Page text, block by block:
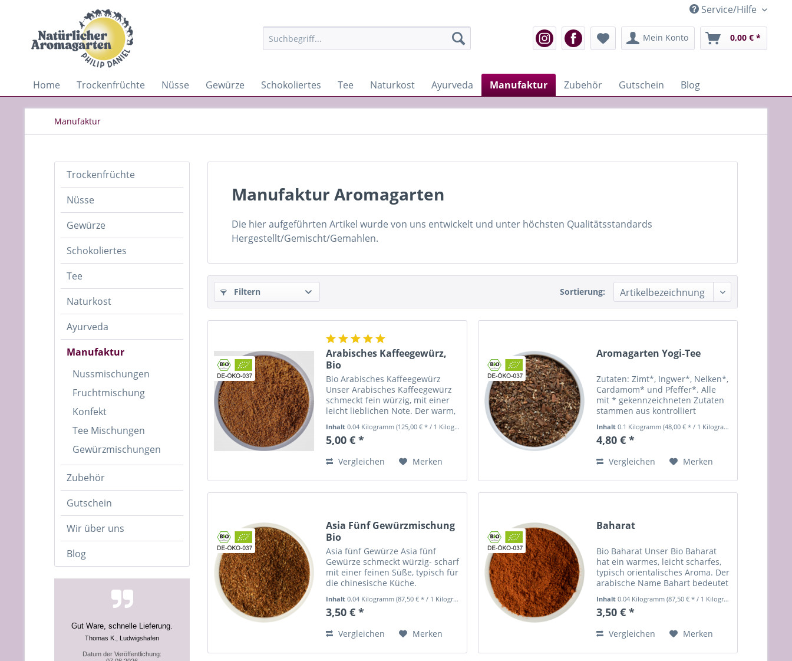
Service/Hilfe
Mein Konto 0,00 € *
Home Trockenfrüchte Nüsse Gewürze Schokoliertes Tee Naturkost Ayurveda Manufaktur Zubehör Gutschein Blog
Manufaktur
Trockenfrüchte
Nüsse
Gewürze
Schokoliertes
Tee
Naturkost
Ayurveda
Manufaktur
Nussmischungen
Fruchtmischung
Konfekt
Tee Mischungen
Gewürzmischungen
Zubehör
Gutschein
Wir über uns
Blog
Gut Ware, schnelle Lieferung.
Thomas K., Ludwigshafen
Datum der Veröffentlichung:
Manufaktur Aromagarten
Die hier aufgeführten Artikel wurde von uns entwickelt und unter höchsten Qualitätsstandards
Hergestellt/Gemischt/Gemahlen.
Filtern Sortierung:
Arabisches Kaffeegewürz,
Bio
Bio Arabisches Kaffeegewürz
Unser Arabisches Kaffeegewürz
schmeckt fein würzig, mit einer
leicht lieblichen Note. Der warm,
von Vanille entführt in die Welt
von 1001 Nacht. Die typischen
Inhalt0.04 Kilogramm(125,00 € * / 1 Kilogramm)
5,00 € *
Vergleichen Merken
Aromagarten Yogi-Tee
Zutaten: Zimt*, Ingwer*, Nelken*,
Cardamom* und Pfeffer*. Alle
mit * gekennzeichneten Zutaten
stammen aus kontrolliert
Zubereitung: 1 Tl auf einen Liter
Wasser, ca. 10 min. köcheln, nach
Inhalt0.1 Kilogramm(48,00 € * / 1 Kilogramm)
4,80 € *
Vergleichen Merken
Asia Fünf Gewürzmischung
Bio
Asia fünf Gewürze Asia fünf
Gewürze schmeckt würzig- scharf
mit einer feinen Süße, typisch für
die chinesische Küche.
mit all seinen Aromen und
Gewürzen, ist für viele gar nicht
Inhalt0.04 Kilogramm(87,50 € * / 1 Kilogramm)
3,50 € *
Vergleichen Merken
Baharat
Bio Baharat Unser Bio Baharat
hat ein warmes, leicht scharfes,
typisch orientalisches Aroma. Der
arabische Name Bahart bedeutet
indischen Curry gibt es keine
feste Zutatenliste. Es existieren
Inhalt0.04 Kilogramm(87,50 € * / 1 Kilogramm)
3,50 € *
Vergleichen Merken